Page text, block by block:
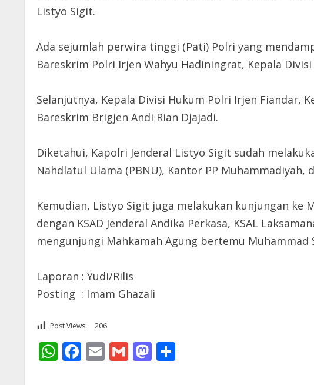
Listyo Sigit.
Ada sejumlah perwira tinggi (Pati) Polri yang
Bareskrim Polri Irjen Wahyu Hadiningrat, Kepala
Selanjutnya, Kepala Divisi Hukum Polri Irjen Fiandar,
Bareskrim Brigjen Andi Rian Djajadi.
Diketahui, Kapolri Jenderal Listyo Sigit sudah
Nahdlatul Ulama (PBNU), Kantor PP Muhammadiyah,
Kemudian, Listyo Sigit juga melakukan kunjungan ke
dengan KSAD Jenderal Andika Perkasa, KSAL
mengunjungi Mahkamah Agung bertemu Muhammad
Laporan : Yudi/Rilis
Posting : Imam Ghazali
Post Views: 206
WhatsApp
Facebook
EmailGmailMastodon